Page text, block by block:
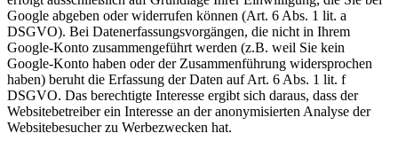
Google abgeben oder widerrufen können (Art. 6 Abs. 1 lit. a
DSGVO). Bei Datenerfassungsvorgängen, die nicht in Ihrem
Google-Konto zusammengeführt werden (z.B. weil Sie kein
Google-Konto haben oder der Zusammenführung widersprochen
haben) beruht die Erfassung der Daten auf Art. 6 Abs. 1 lit. f
DSGVO. Das berechtigte Interesse ergibt sich daraus, dass der
Websitebetreiber ein Interesse an der anonymisierten Analyse der
Websitebesucher zu Werbezwecken hat.